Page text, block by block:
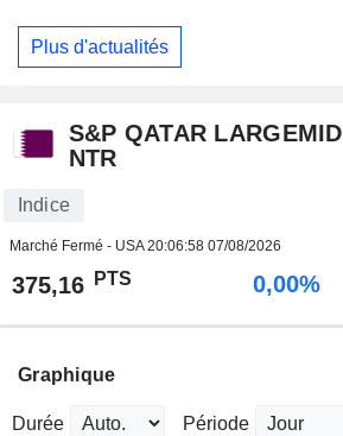
Plus d'actualités
S&P QATAR
NTR
Indice
Marché Fermé - USA20:06:58 07/08/2026
375,16 PTS 0,00%
Graphique
Durée Période